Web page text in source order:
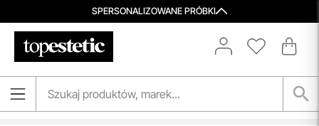
SPERSONALIZOWANE PRÓBKI
Darmowa Dostawa i Zwrot
efektywnej realizacji zamówień w naszym sklepie. Dzięki